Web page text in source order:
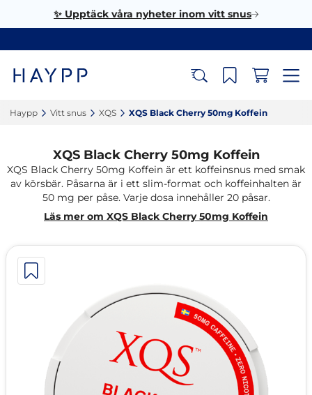
✨ Upptäck våra nyheter inom vitt snus
Haypp‎ Vitt snus‎ XQS‎ XQS Black Cherry 50mg Koffein‎
XQS Black Cherry 50mg Koffein
XQS Black Cherry 50mg Koffein är ett koffeinsnus med smak
av körsbär. Påsarna är i ett slim-format och koffeinhalten är
50 mg per påse. Varje dosa innehåller 20 påsar.
Läs mer om XQS Black Cherry 50mg Koffein